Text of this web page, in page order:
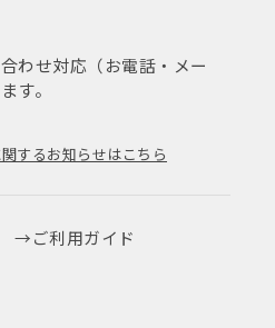
わせ対応（お電話・メー
す。
するお知らせはこちら
ご利用ガイド